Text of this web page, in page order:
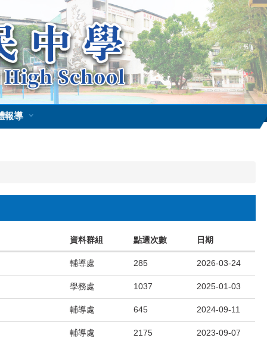
報導
資料群組 點選次數 日期
輔導處 285 2026-03-24
學務處 1037 2025-01-03
輔導處 645 2024-09-11
輔導處 2175 2023-09-07